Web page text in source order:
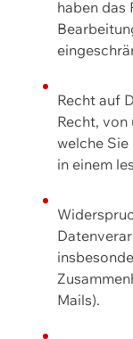
haben das
Recht auf
Recht, von
welche
in einem
Mails).